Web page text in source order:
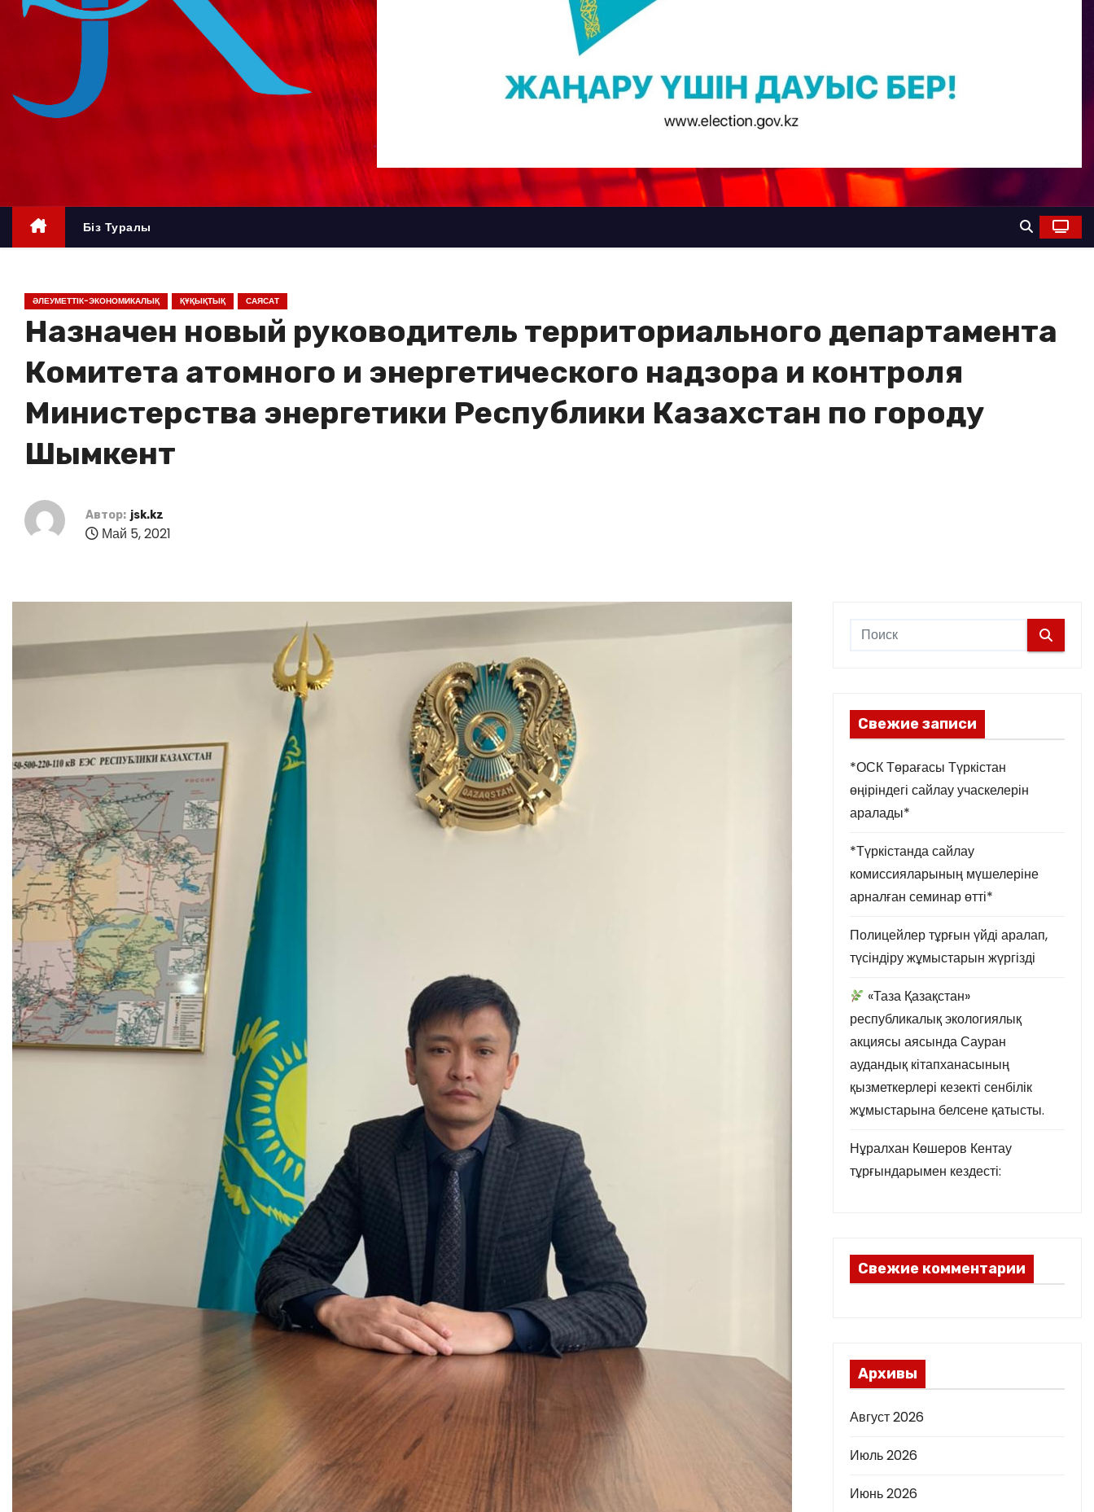
Біз Туралы
ӘЛЕУМЕТТІК-ЭКОНОМИКАЛЫҚ ҚҰҚЫҚТЫҚ САЯСАТ
Назначен новый руководитель территориального департамента
Комитета атомного и энергетического надзора и контроля
Министерства энергетики Республики Казахстан по городу
Шымкент
Автор: jsk.kz
Май 5, 2021
Свежие записи
*ОСК Төрағасы Түркістан
өңіріндегі сайлау учаскелерін
аралады*
*Түркістанда сайлау
комиссияларының мүшелеріне
арналған семинар өтті*
Полицейлер тұрғын үйді аралап,
түсіндіру жұмыстарын жүргізді
«Таза Қазақстан»
республикалық экологиялық
акциясы аясында Сауран
аудандық кітапханасының
қызметкерлері кезекті сенбілік
жұмыстарына белсене қатысты.
Нұралхан Көшеров Кентау
тұрғындарымен кездесті:
Свежие комментарии
Архивы
Август 2026
Июль 2026
Июнь 2026